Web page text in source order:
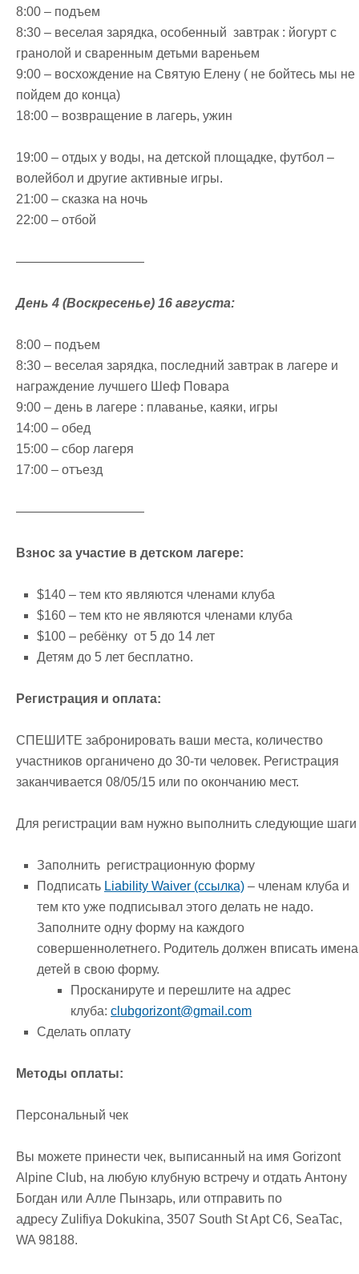
8:00 – подъем
8:30 – веселая зарядка, особенный завтрак : йогурт с
гранолой и сваренным детьми вареньем
9:00 – восхождение на Святую Елену ( не бойтесь мы не
пойдем до конца)
18:00 – возвращение в лагерь, ужин
19:00 – отдых у воды, на детской площадке, футбол –
волейбол и другие активные игры.
21:00 – сказка на ночь
22:00 – отбой
——————————
День 4 (Воскресенье) 16 августа:
8:00 – подъем
8:30 – веселая зарядка, последний завтрак в лагере и
награждение лучшего Шеф Повара
9:00 – день в лагере : плаванье, каяки, игры
14:00 – обед
15:00 – сбор лагеря
17:00 – отъезд
——————————
Взнос за участие в детском лагере:
$140 – тем кто являются членами клуба
$160 – тем кто не являются членами клуба
$100 – ребёнку от 5 до 14 лет
Детям до 5 лет бесплатно.
Регистрация и оплата:
СПЕШИТЕ забронировать ваши места, количество
участников органичено до 30-ти человек. Регистрация
заканчивается 08/05/15 или по окончанию мест.
Для регистрации вам нужно выполнить следующие шаги
Заполнить регистрационную форму
Подписать Liability Waiver (ссылка) – членам клуба и
тем кто уже подписывал этого делать не надо.
Заполните одну форму на каждого
совершеннолетнего. Родитель должен вписать имена
детей в свою форму.
Просканируте и перешлите на адрес
клуба: clubgorizont@gmail.com
Сделать оплату
Методы оплаты:
Персональный чек
Вы можете принести чек, выписанный на имя Gorizont
Alpine Club, на любую клубную встречу и отдать Антону
Богдан или Алле Пынзарь, или отправить по
адресу Zulifiya Dokukina, 3507 South St Apt C6, SeaTac,
WA 98188.